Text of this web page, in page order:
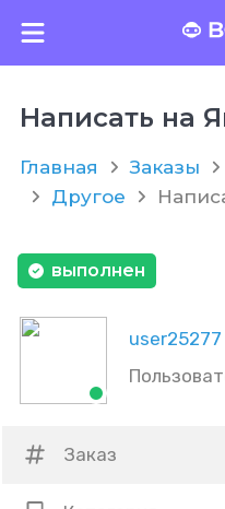
Написать на
Главная Заказы
Другое
user25277
выполнен
Заказ